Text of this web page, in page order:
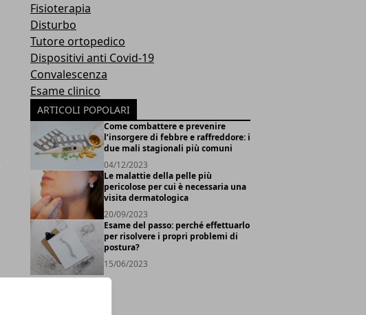
Fisioterapia
Disturbo
Tutore ortopedico
Dispositivi anti Covid-19
Convalescenza
Esame clinico
ARTICOLI POPOLARI
Come combattere e prevenire
l’insorgere di febbre e raffreddore: i
due mali stagionali più comuni
04/12/2023
Le malattie della pelle più
pericolose per cui è necessaria una
visita dermatologica
20/09/2023
Esame del passo: perché effettuarlo
per risolvere i propri problemi di
postura?
15/06/2023